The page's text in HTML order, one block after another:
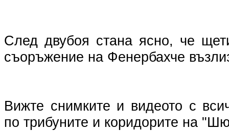
След двубоя стана ясно, че
съоръжение на Фенербахче
Вижте снимките и видеото с
по трибуните и коридорите на